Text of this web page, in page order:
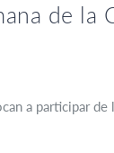
de la
a participar de